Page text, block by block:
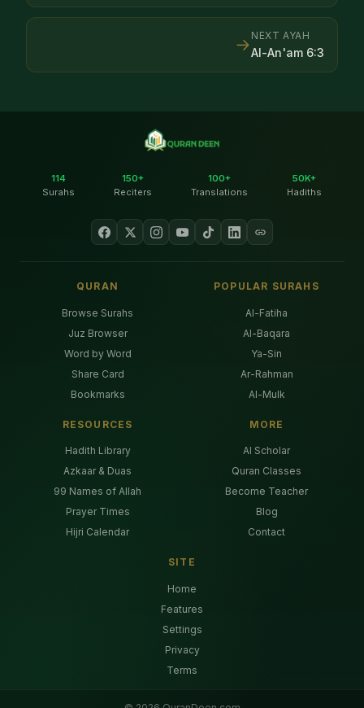
NEXT AYAH
Al-An'am 6:3
→
114
Surahs
150+
Reciters
100+
Translations
50K+
Hadiths
QURAN
Browse Surahs
Juz Browser
Word by Word
Share Card
Bookmarks
POPULAR SURAHS
Al-Fatiha
Al-Baqara
Ya-Sin
Ar-Rahman
Al-Mulk
RESOURCES
Hadith Library
Azkaar & Duas
99 Names of Allah
Prayer Times
Hijri Calendar
MORE
AI Scholar
Quran Classes
Become Teacher
Blog
Contact
SITE
Home
Features
Settings
Privacy
Terms